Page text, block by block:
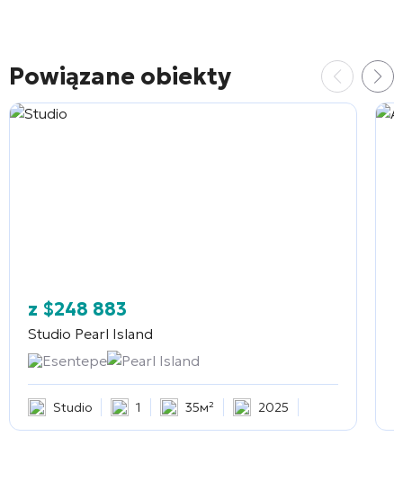
Powiązane obiekty
z $248 883
Studio Pearl Island
Esentepe
Pearl Island
Studio 1 35м² 2025